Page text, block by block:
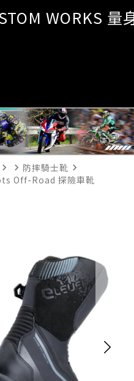
WORKS 量
navigate_next navigate_next 防摔騎士靴 navigate_next
Off-Road 探險車靴